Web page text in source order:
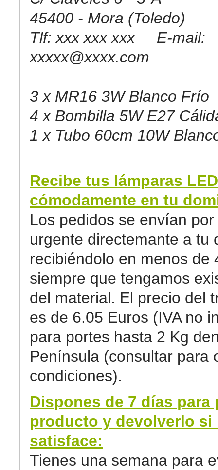
45400 - Mora (Toledo)
Tlf: xxx xxx xxx E-mail:
xxxxx@xxxx.com
3 x MR16 3W Blanco Frío
4 x Bombilla 5W E27
1 x Tubo 60cm 10W
Recibe tus lámparas LED
cómodamente en tu
Los pedidos se envían
urgente directemante a tu
recibiéndolo en menos de
siempre que tengamos
del material. El precio del
es de 6.05 Euros (IVA no
para portes hasta 2 Kg
Península (consultar para
condiciones).
Dispones de 7 días para
producto y devolverlo si
satisface:
Tienes una semana para